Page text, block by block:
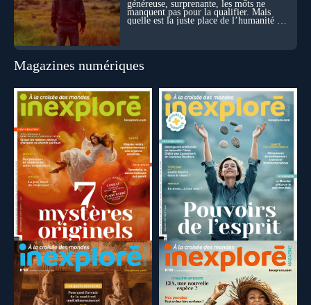
généreuse, surprenante, les mots ne
manquent pas pour la qualifier. Mais
quelle est la juste place de l’humanité au
Magazines numériques